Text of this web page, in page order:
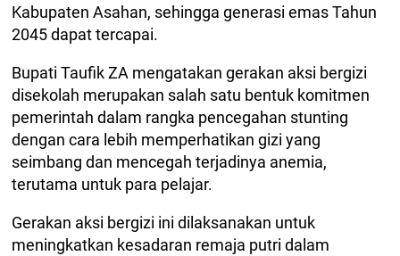
Kabupaten Asahan, sehingga generasi emas Tahun
2045 dapat tercapai.
Bupati Taufik ZA mengatakan gerakan aksi bergizi
disekolah merupakan salah satu bentuk komitmen
pemerintah dalam rangka pencegahan stunting
dengan cara lebih memperhatikan gizi yang
seimbang dan mencegah terjadinya anemia,
terutama untuk para pelajar.
Gerakan aksi bergizi ini dilaksanakan untuk
meningkatkan kesadaran remaja putri dalam